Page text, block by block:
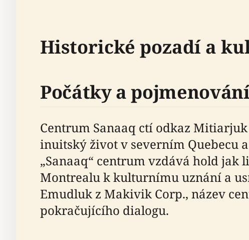
Historické pozadí a
Počátky a
Centrum Sanaaq ctí odkaz
inuitský život v severním
„Sanaaq“ centrum vzdává hold
Montrealu k kulturnímu uznání a
Emudluk z Makivik Corp., název
pokračujícího dialogu.